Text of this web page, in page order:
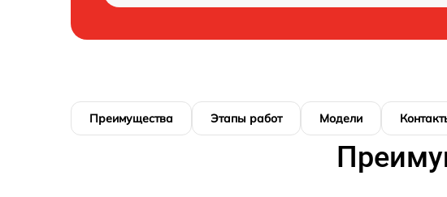
Преимущества Этапы работ Модели